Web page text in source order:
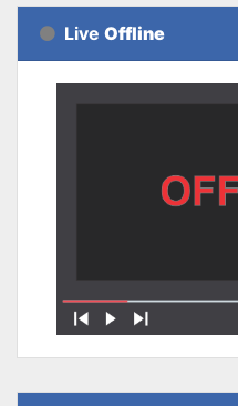
Live Offline